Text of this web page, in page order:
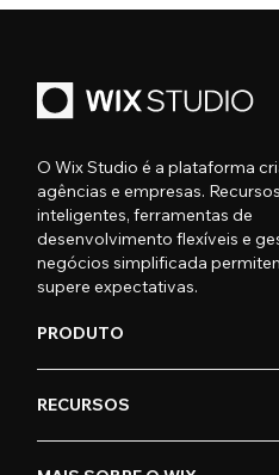
O Wix Studio é a plataforma
agências e empresas.
inteligentes, ferramentas de
desenvolvimento flexíveis e
negócios simplificada
supere expectativas.
PRODUTO
RECURSOS